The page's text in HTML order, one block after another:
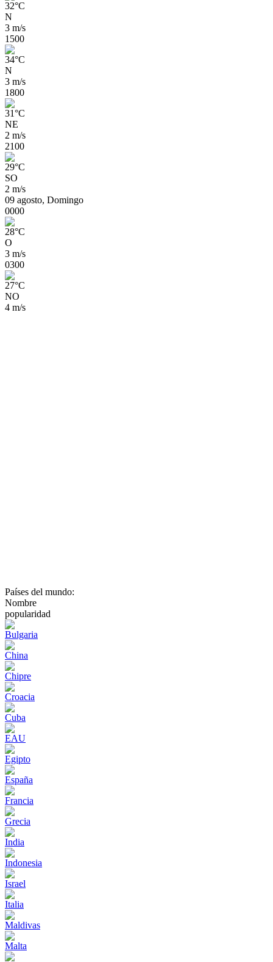
32°C
N
3 m/s
1500
34°C
N
3 m/s
1800
31°C
NE
2 m/s
2100
29°C
SO
2 m/s
09 agosto, Domingo
0000
28°C
O
3 m/s
0300
27°C
NO
4 m/s
Países del mundo:
Nombre
popularidad
Bulgaria
China
Chipre
Croacia
Cuba
EAU
Egipto
España
Francia
Grecia
India
Indonesia
Israel
Italia
Maldivas
Malta